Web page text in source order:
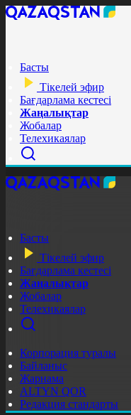
Басты
Тікелей эфир
Бағдарлама кестесі
Жаңалықтар
Жобалар
Телехикаялар
Басты
Тікелей эфир
Бағдарлама кестесі
Жаңалықтар
Жобалар
Телехикаялар
Корпорация туралы
Байланыс
Жарнама
ALTYN QOR
Редакция стандарты